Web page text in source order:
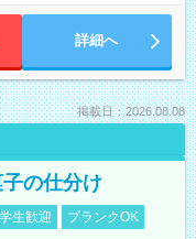
詳細へ
掲載日：2026.08.08
の仕分け
生歓迎
ブランクOK